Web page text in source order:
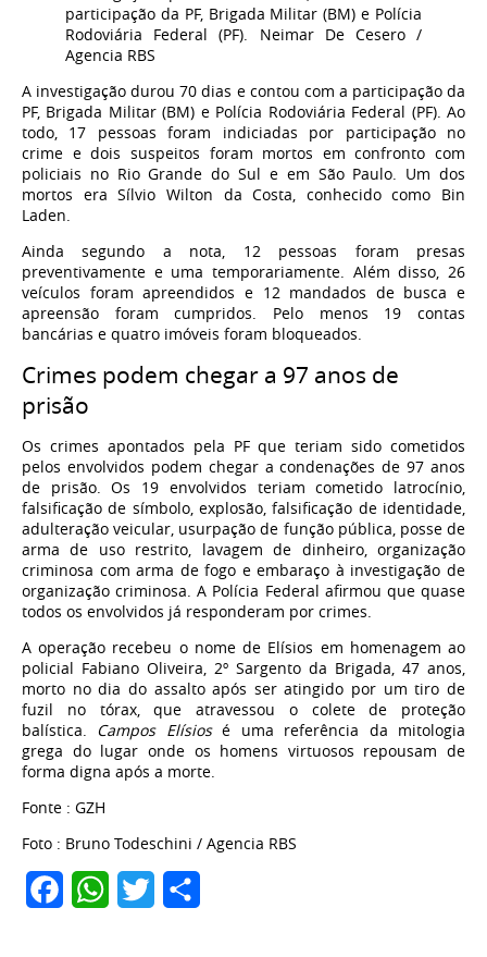
participação da PF, Brigada Militar (BM) e Polícia
Rodoviária Federal (PF). Neimar De Cesero /
Agencia RBS
A investigação durou 70 dias e contou com a participação da
PF, Brigada Militar (BM) e Polícia Rodoviária Federal (PF). Ao
todo, 17 pessoas foram indiciadas por participação no
crime e dois suspeitos foram mortos em confronto com
policiais no Rio Grande do Sul e em São Paulo. Um dos
mortos era Sílvio Wilton da Costa, conhecido como Bin
Laden.
Ainda segundo a nota, 12 pessoas foram presas
preventivamente e uma temporariamente. Além disso, 26
veículos foram apreendidos e 12 mandados de busca e
apreensão foram cumpridos. Pelo menos 19 contas
bancárias e quatro imóveis foram bloqueados.
Crimes podem chegar a 97 anos de
prisão
Os crimes apontados pela PF que teriam sido cometidos
pelos envolvidos podem chegar a condenações de 97 anos
de prisão. Os 19 envolvidos teriam cometido latrocínio,
falsificação de símbolo, explosão, falsificação de identidade,
adulteração veicular, usurpação de função pública, posse de
arma de uso restrito, lavagem de dinheiro, organização
criminosa com arma de fogo e embaraço à investigação de
organização criminosa. A Polícia Federal afirmou que quase
todos os envolvidos já responderam por crimes.
A operação recebeu o nome de Elísios em homenagem ao
policial Fabiano Oliveira, 2º Sargento da Brigada, 47 anos,
morto no dia do assalto após ser atingido por um tiro de
fuzil no tórax, que atravessou o colete de proteção
balística. Campos Elísiosé uma referência da mitologia
grega do lugar onde os homens virtuosos repousam de
forma digna após a morte.
Fonte : GZH
Foto : Bruno Todeschini / Agencia RBS
FacebookWhatsApp
Twitter